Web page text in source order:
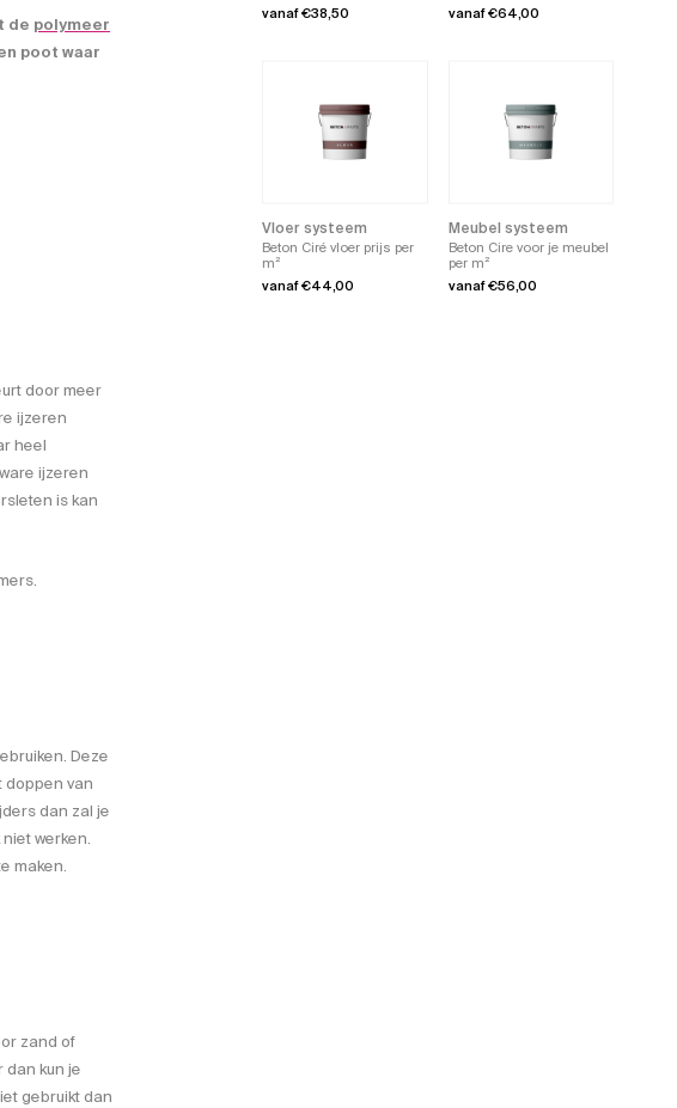
de polymeer
poot waar
door meer
ijzeren
heel
ijzeren
is kan
Deze
doppen van
dan zal je
werken.
maken.
zand of
dan kun je
gebruikt dan
vanaf€38,50
productpagina
vanaf€64,00
variaties.
productpagina
Vloer systeem
Beton Ciré vloer prijs per
m²
vanaf€44,00
Meubel systeem
Beton Cire voor je meubel
per m²
vanaf€56,00